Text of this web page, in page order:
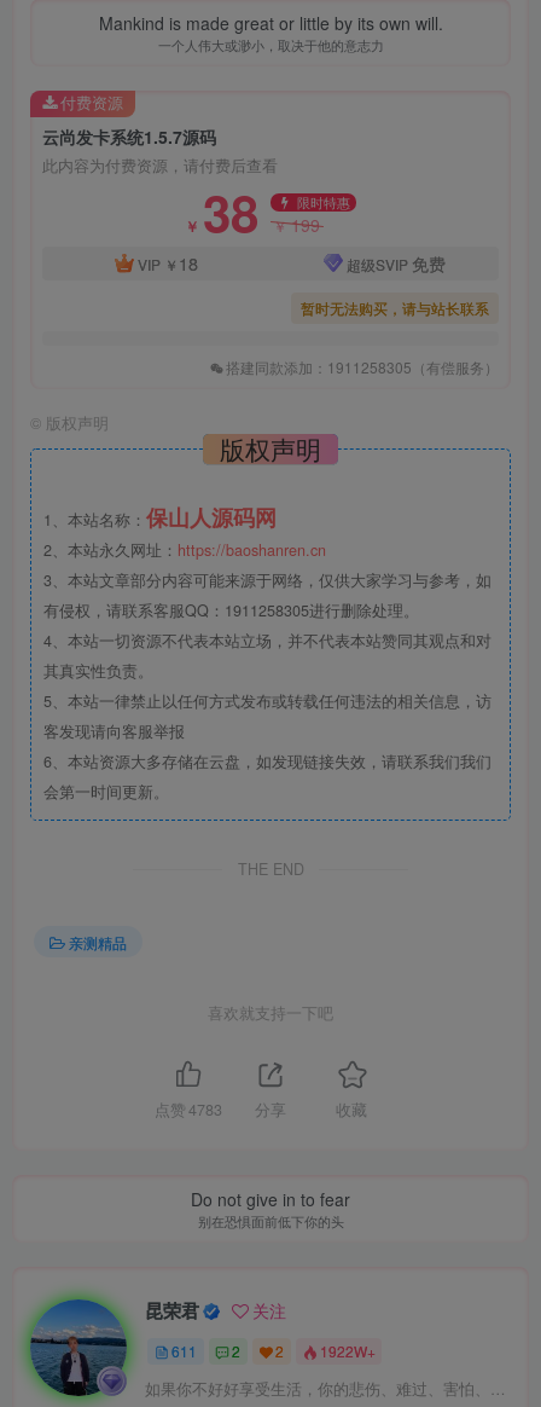
Mankind is made great or little by its own will.
一个人伟大或渺小，取决于他的意志力
云尚发卡系统1.5.7源码
此内容为付费资源，请付费后查看
￥ 38 限时特惠
￥199
VIP ￥ 18 超级SVIP 免费
暂时无法购买，请与站长联系
搭建同款添加：1911258305（有偿服务）
付费资源
© 版权声明
版权声明
1、本站名称： 保山人源码网
2、本站永久网址： https://baoshanren.cn
3、本站文章部分内容可能来源于网络，仅供大家学习与参考，如
有侵权，请联系客服QQ：1911258305进行删除处理。
4、本站一切资源不代表本站立场，并不代表本站赞同其观点和对
其真实性负责。
5、本站一律禁止以任何方式发布或转载任何违法的相关信息，访
客发现请向客服举报
6、本站资源大多存储在云盘，如发现链接失效，请联系我们我们
会第一时间更新。
THE END
亲测精品
喜欢就支持一下吧
点赞 4783 分享 收藏
Do not give in to fear
别在恐惧面前低下你的头
昆荣君 关注
611 2 2 1922W+
如果你不好好享受生活，你的悲伤、难过、害怕、羞愧和内疚会代替你享受